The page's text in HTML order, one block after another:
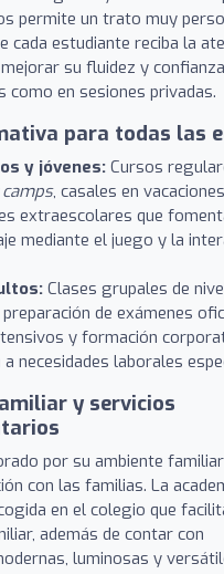
permite un trato muy
cada estudiante reciba la
su fluidez y
como en sesiones privadas.
para todas las
y jóvenes:Cursos
, casales en
extraescolares que
mediante el juego y la
Clases grupales de
de exámenes
y formación
a necesidades laborales
y servicios
por su ambiente
con las familias. La
en el colegio que
además de contar con
luminosas y